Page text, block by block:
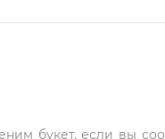
букет, если вы